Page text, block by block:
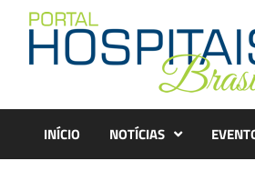
content
INÍCIO NOTÍCIAS